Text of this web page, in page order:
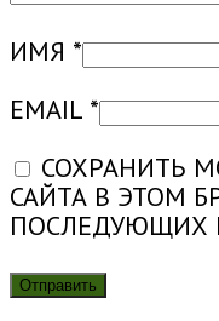
ИМЯ *
EMAIL *
СОХРАНИТЬ
САЙТА В ЭТОМ
ПОСЛЕДУЮЩИХ